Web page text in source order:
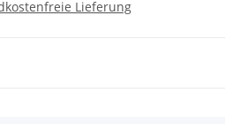
Lieferung